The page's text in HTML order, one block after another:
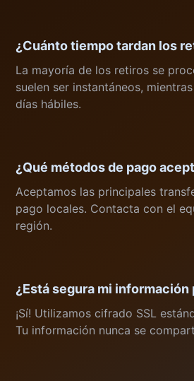
¿Cuánto tiempo tardan los
La mayoría de los retiros se
suelen ser instantáneos,
días hábiles.
¿Qué métodos de pago
Aceptamos las principales
pago locales. Contacta con el
región.
¿Está segura mi información
¡Sí! Utilizamos cifrado SSL
Tu información nunca se